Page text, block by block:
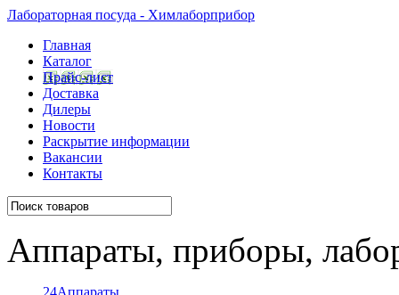
Лабораторная посуда - Химлаборприбор
Главная
Каталог
Прайс-лист
Доставка
Дилеры
Новости
Раскрытие информации
Вакансии
Контакты
Аппараты, приборы,
24Аппараты